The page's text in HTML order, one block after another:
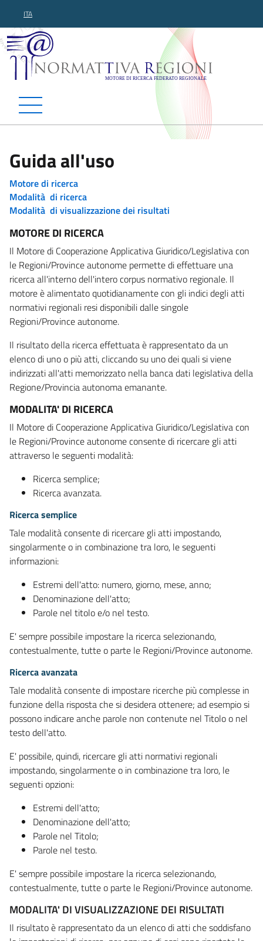
ITA
Normattiva Regioni -
Guida all'uso
Motore di ricerca
Modalità di ricerca
Modalità di visualizzazione dei risultati
MOTORE DI RICERCA
Il Motore di Cooperazione Applicativa Giuridico/Legislativa con
le Regioni/Province autonome permette di effettuare una
ricerca all'interno dell'intero corpus normativo regionale. Il
motore è alimentato quotidianamente con gli indici degli atti
normativi regionali resi disponibili dalle singole
Regioni/Province autonome.
Il risultato della ricerca effettuata è rappresentato da un
elenco di uno o più atti, cliccando su uno dei quali si viene
indirizzati all'atti memorizzato nella banca dati legislativa della
Regione/Provincia autonoma emanante.
MODALITA' DI RICERCA
Il Motore di Cooperazione Applicativa Giuridico/Legislativa con
le Regioni/Province autonome consente di ricercare gli atti
attraverso le seguenti modalità:
Ricerca semplice;
Ricerca avanzata.
Ricerca semplice
Tale modalità consente di ricercare gli atti impostando,
singolarmente o in combinazione tra loro, le seguenti
informazioni:
Estremi dell'atto: numero, giorno, mese, anno;
Denominazione dell'atto;
Parole nel titolo e/o nel testo.
E' sempre possibile impostare la ricerca selezionando,
contestualmente, tutte o parte le Regioni/Province autonome.
Ricerca avanzata
Tale modalità consente di impostare ricerche più complesse in
funzione della risposta che si desidera ottenere; ad esempio si
possono indicare anche parole non contenute nel Titolo o nel
testo dell'atto.
E' possibile, quindi, ricercare gli atti normativi regionali
impostando, singolarmente o in combinazione tra loro, le
seguenti opzioni:
Estremi dell'atto;
Denominazione dell'atto;
Parole nel Titolo;
Parole nel testo.
E' sempre possibile impostare la ricerca selezionando,
contestualmente, tutte o parte le Regioni/Province autonome.
MODALITA' DI VISUALIZZAZIONE DEI RISULTATI
Il risultato è rappresentato da un elenco di atti che soddisfano